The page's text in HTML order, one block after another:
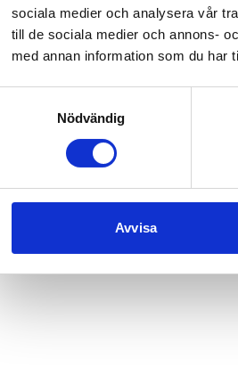
sociala medier och analysera vår
till de sociala medier och annons-
med annan information som du har
Nödvändig
Avvisa